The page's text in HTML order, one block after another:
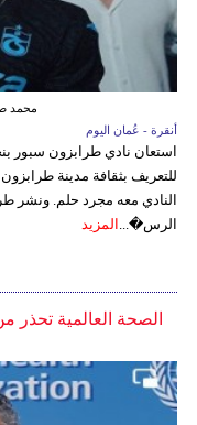
محمد
أنقرة - عُمان اليوم
استعان نادي طرابزون سبور
للتعريف بثقافة مدينة
النادي معه مجرد حلم. ونشر
الرس�... المزيد
الصحة العالمية